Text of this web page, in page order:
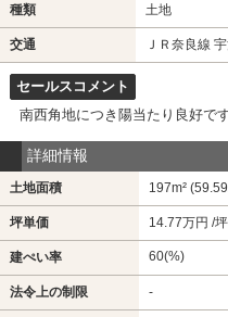
種類 土地
交通 ＪＲ奈良線
セールスコメント
南西角地につき陽当たり良好で
詳細情報
土地面積 197m²
坪単価 14.77万円 /坪
建ぺい率 60(%)
法令上の制限 -